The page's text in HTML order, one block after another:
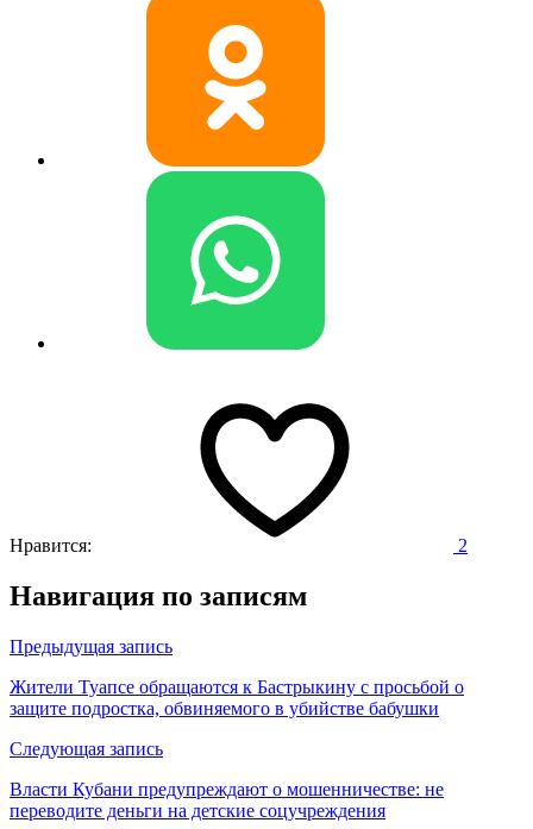
Нравится: 2
Навигация по записям
Предыдущая запись
Жители Туапсе обращаются к Бастрыкину с просьбой о
защите подростка, обвиняемого в убийстве бабушки
Следующая запись
Власти Кубани предупреждают о мошенничестве: не
переводите деньги на детские соцучреждения